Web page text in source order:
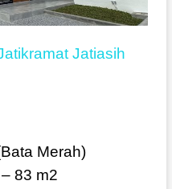
Jatiasih
Merah)
83 m2